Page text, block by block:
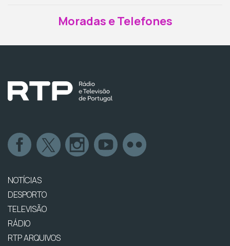
Moradas e Telefones
NOTÍCIAS
DESPORTO
TELEVISÃO
RÁDIO
RTP ARQUIVOS